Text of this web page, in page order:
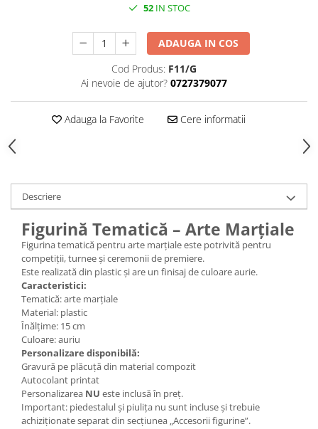
Snur Medalie
Medalii Personalizate
Personalizari Medalii
Suport medalii
Trofee Lemn
Trofee Metalice
Trofee Sticla
Accesorii Trofee
Personalizari Trofee
Cutii de Prezentare , Mape
Trofeu Plastic
Figurine
Figurine Rasina
Figurine Plastic
Accesorii Figurine
OUTLET
52IN STOC
ADAUGA IN COS
Cod Produs: F11/G
Ai nevoie de ajutor? 0727379077
Adauga la Favorite Cere informatii
Descriere
Figurină Tematică – Arte Marțiale
Figurina tematică pentru arte marțiale este potrivită pentru
competiții, turnee și ceremonii de premiere.
Este realizată din plastic și are un finisaj de culoare aurie.
Caracteristici:
Tematică: arte marțiale
Material: plastic
Înălțime: 15 cm
Culoare: auriu
Personalizare disponibilă:
Gravură pe plăcuță din material compozit
Autocolant printat
Personalizarea NU este inclusă în preț.
Important: piedestalul și piulița nu sunt incluse și trebuie
achiziționate separat din secțiunea „Accesorii figurine”.